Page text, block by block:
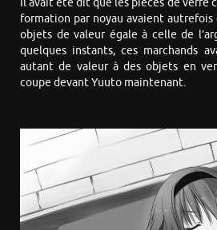
Il avait été dit que les pièces de verre
formation par noyau avaient
objets de valeur égale à celle de
quelques instants, ces marchands
autant de valeur à des objets en
coupe devant Yuuto maintenant.